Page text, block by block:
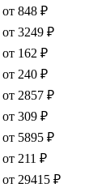
от 848 ₽
от 3249 ₽
от 162 ₽
от 240 ₽
от 2857 ₽
от 309 ₽
от 5895 ₽
от 211 ₽
от 29415 ₽